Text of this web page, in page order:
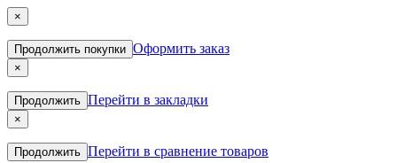
×
Продолжить покупки Оформить заказ
×
Продолжить Перейти в закладки
×
Продолжить Перейти в сравнение товаров